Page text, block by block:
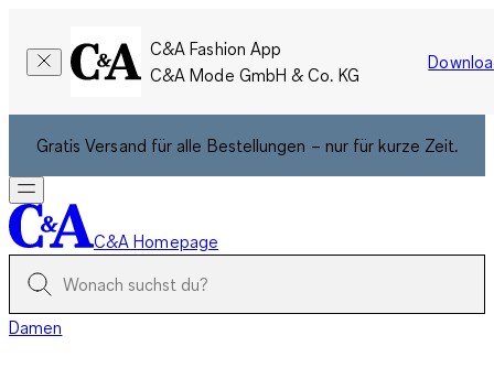
C&A Fashion App
C&A Mode GmbH & Co. KG
Gratis Versand für alle Bestellungen – nur für kurze Zeit.
C&A Homepage
Damen